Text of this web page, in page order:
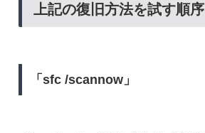
上記の復旧方法を試す順序
「sfc /scannow」